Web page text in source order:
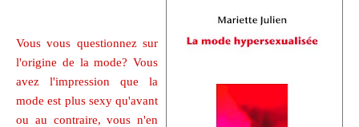
Vous vous questionnez sur
l'origine de la mode? Vous
avez l'impression que la
mode est plus sexy qu'avant
ou au contraire, vous n'en